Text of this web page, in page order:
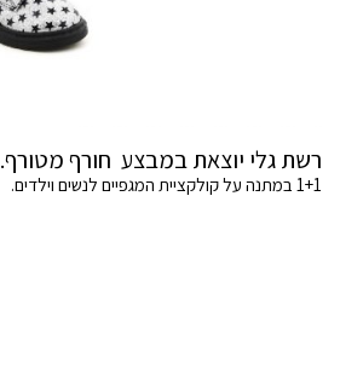
רשת גלי יוצאת במבצע חורף מטורף.
1+1 במתנה על קולקציית המגפיים לנשים וילדים.